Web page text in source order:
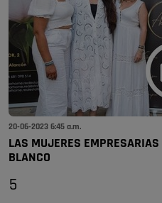
20-06-2023 6:45 a.m.
LAS MUJERES
BLANCO
5